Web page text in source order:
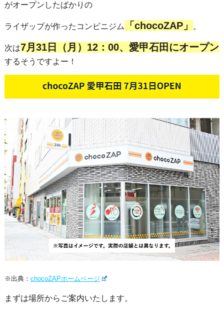
がオープンしたばかりの
ライザップが作ったコンビニジム 「chocoZAP」 。
次は7月31日（月）12：00、愛甲石田にオープン
するそうですよー！
※出典： chocoZAPホームページ
まずは場所からご案内いたします。